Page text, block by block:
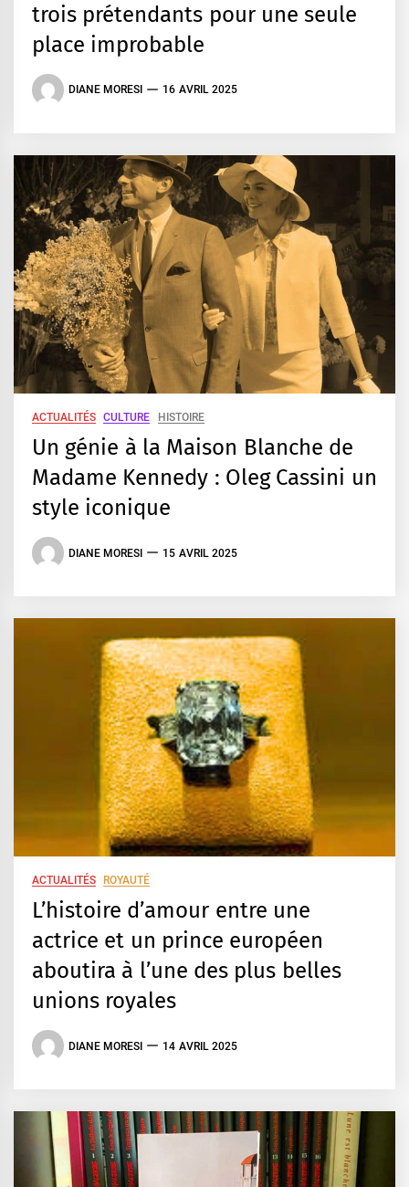
trois prétendants pour une seule
place improbable
DIANE MORESI 16 AVRIL 2025
ACTUALITÉS CULTURE HISTOIRE
Un génie à la Maison Blanche de
Madame Kennedy : Oleg Cassini un
style iconique
DIANE MORESI 15 AVRIL 2025
ACTUALITÉS ROYAUTÉ
L’histoire d’amour entre une
actrice et un prince européen
aboutira à l’une des plus belles
unions royales
DIANE MORESI 14 AVRIL 2025